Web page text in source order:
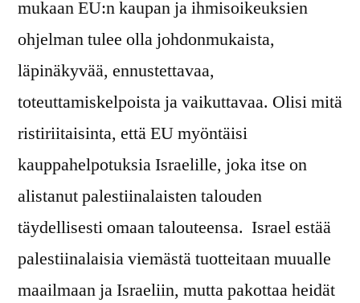
mukaan EU:n kaupan ja ihmisoikeuksien
ohjelman tulee olla johdonmukaista,
läpinäkyvää, ennustettavaa,
toteuttamiskelpoista ja vaikuttavaa. Olisi mitä
ristiriitaisinta, että EU myöntäisi
kauppahelpotuksia Israelille, joka itse on
alistanut palestiinalaisten talouden
täydellisesti omaan talouteensa. Israel estää
palestiinalaisia viemästä tuotteitaan muualle
maailmaan ja Israeliin, mutta pakottaa heidät